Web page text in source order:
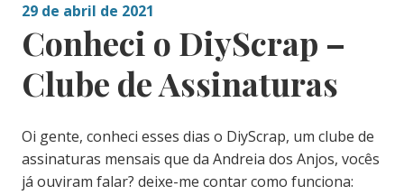
29 de abril de 2021
Conheci o DiyScrap –
Clube de Assinaturas
Oi gente, conheci esses dias o DiyScrap, um clube de
assinaturas mensais que da Andreia dos Anjos, vocês
já ouviram falar? deixe-me contar como funciona: